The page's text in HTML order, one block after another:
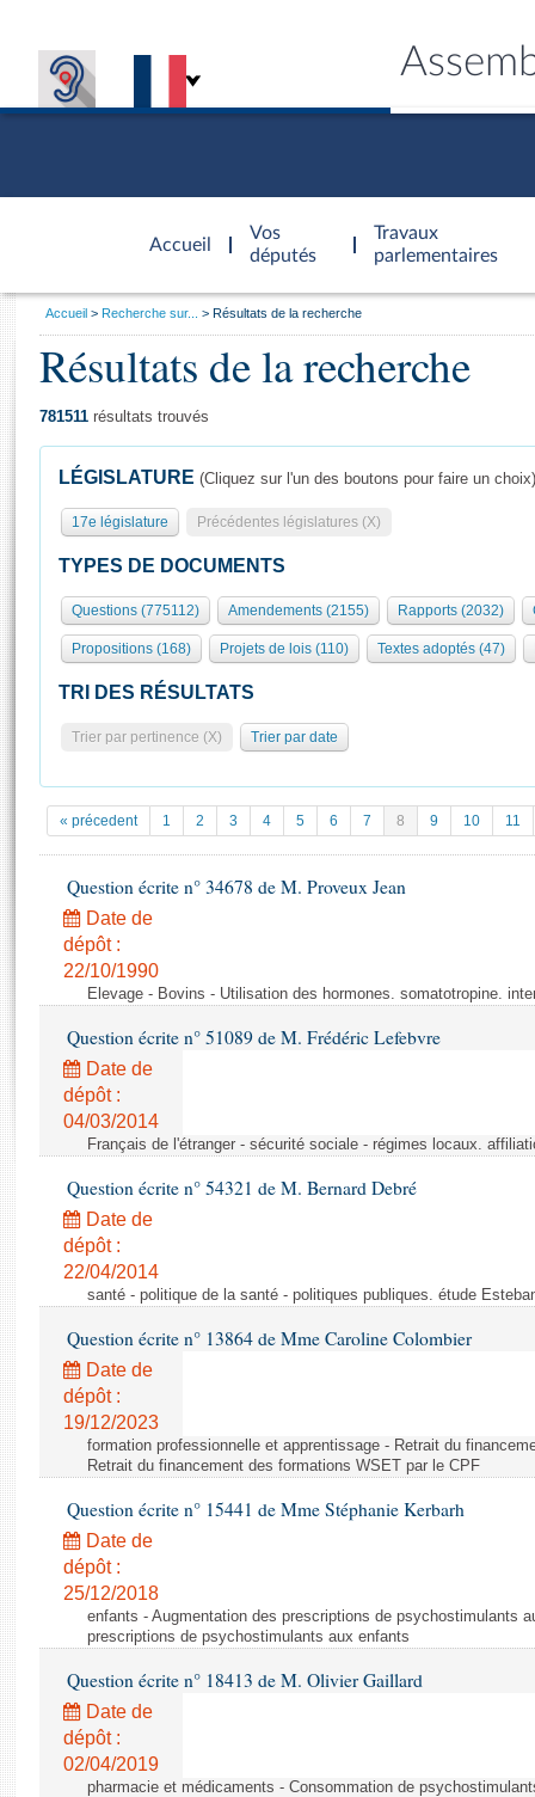
Accueil
d'accueil
Vos
députés
Travaux
parlementaires
Présidence
577 députés
Groupes politiques
Séance publique
Commissions et autres organes
Europe et International
Pétitions
Projets de loi
Propositions de loi
Amendements
Textes adoptés
Rapports d'information
Rapports d'enquête
Rapports législatifs
Dossiers législatifs
Budget et sécurité sociale
Questions écrites et orales
Général
Rôle et pouvoirs de l'Assemblée
Organisation de l'Assemblée
Présidence Conférence des Présidents Bureau Collège des
Statistiques et chiffres clés
Documents de référence
( Constitution | Règlement de l'Assemblée ... )
Histoire
Juniors
Anciennes législatures
Liens vers les sites publics
Visiter l'Assemblée
Visite virtuelle du palais Bourbon
Assister à une séance
La Bibliothèque
Contacts et plan d'accès
Photos libres de droit
Vous
Accueil Recherche sur... Résultats de la recherche
Résultats de la recherche
781511 résultats trouvés
LÉGISLATURE (Cliquez sur l'un des boutons pour faire un choix)
17e législature Précédentes législatures (X)
TYPES DE DOCUMENTS
Questions (775112) Amendements (2155) Rapports (2032)
Propositions (168) Projets de lois (110) Textes adoptés (47)
TRI DES RÉSULTATS
Trier par pertinence (X) Trier par date
« précedent 1 2 3 4 5 6 7 8 9 10 11
Question écrite n° 34678 de M. Proveux Jean
Date de
dépôt :
22/10/1990
Elevage - Bovins - Utilisation des hormones. somatotropine.
Question écrite n° 51089 de M. Frédéric Lefebvre
Date de
dépôt :
04/03/2014
Français de l'étranger - sécurité sociale - régimes locaux.
Question écrite n° 54321 de M. Bernard Debré
Date de
dépôt :
22/04/2014
santé - politique de la santé - politiques publiques. étude
Question écrite n° 13864 de Mme Caroline Colombier
Date de
dépôt :
19/12/2023
formation professionnelle et apprentissage - Retrait du
Retrait du financement des formations WSET par le CPF
Question écrite n° 15441 de Mme Stéphanie Kerbarh
Date de
dépôt :
25/12/2018
enfants - Augmentation des prescriptions de psychostimulants
prescriptions de psychostimulants aux enfants
Question écrite n° 18413 de M. Olivier Gaillard
Date de
dépôt :
02/04/2019
pharmacie et médicaments - Consommation de